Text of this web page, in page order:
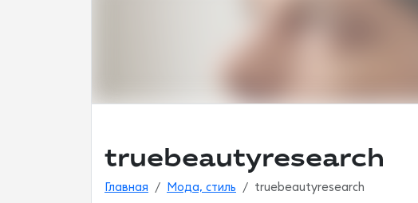
truebeautyresearch
Главная Мода, стиль truebeautyresearch